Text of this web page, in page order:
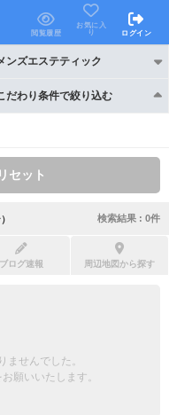
閲覧履歴
お気に入
り
ログイン
ンズエステティック
だわり条件で絞り込む
だわり条件で絞り込む
リピーター割引あり
団体様歓迎
セット
検索結果 : 0件
ブログ速報 周辺地図から探す
ませんでした。
願いいたします。